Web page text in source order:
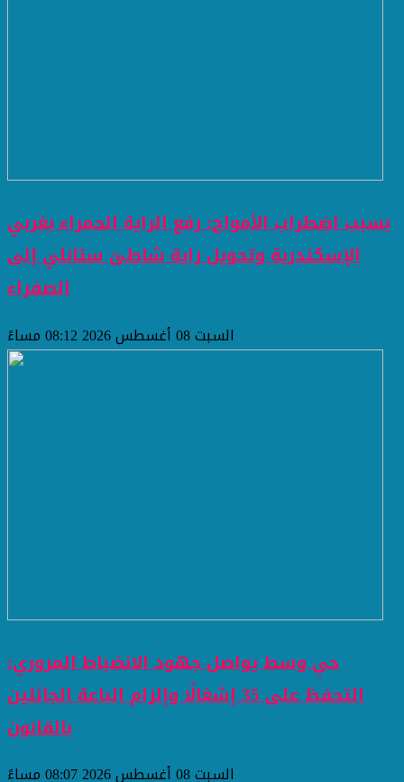
بسبب اضطراب الأمواج: رفع الراية الحمراء بغربي
الإسكندرية وتحويل راية شاطئ ستانلي إلى
الصفراء
السبت 08 أغسطس 2026 08:12 مساءً
حي وسط يواصل جهود الانضباط المروري:
التحفظ على 35 إشغالًا وإلزام الباعة الجائلين
بالقانون
السبت 08 أغسطس 2026 08:07 مساءً